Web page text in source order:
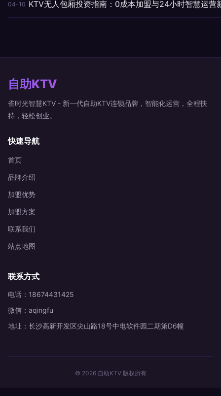
04-10 KTV无人包厢投资指南：0成本加盟与24小时智慧运营
自助KTV
雀时光智慧KTV - 新一代自助KTV连锁品牌，智能化运营，全程扶
持，轻松创业。
快速导航
首页
品牌介绍
加盟优势
加盟方案
联系我们
站点地图
联系方式
电话：18674431425
微信：aqingfu
地址：长沙高新开发区尖山路18号中电软件园二期第D6幢
© 2026 自助KTV 版权所有